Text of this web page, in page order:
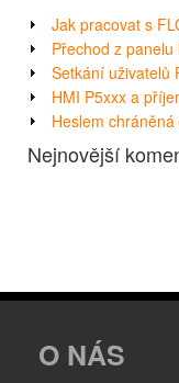
Jak pracovat s
Přechod z
Setkání uživatelů
HMI P5xxx a
Heslem
Nejnovější
O NÁS